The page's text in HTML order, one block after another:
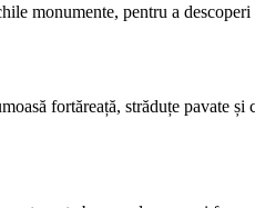
monumente, pentru a
fortăreață, străduțe pavate